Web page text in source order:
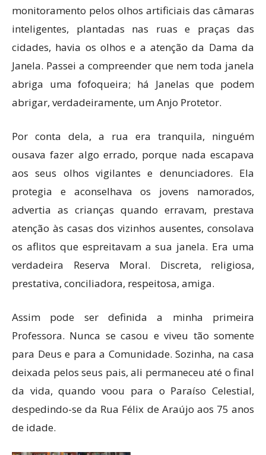
monitoramento pelos olhos artificiais das câmaras
inteligentes, plantadas nas ruas e praças das
cidades, havia os olhos e a atenção da Dama da
Janela. Passei a compreender que nem toda janela
abriga uma fofoqueira; há Janelas que podem
abrigar, verdadeiramente, um Anjo Protetor.
Por conta dela, a rua era tranquila, ninguém
ousava fazer algo errado, porque nada escapava
aos seus olhos vigilantes e denunciadores. Ela
protegia e aconselhava os jovens namorados,
advertia as crianças quando erravam, prestava
atenção às casas dos vizinhos ausentes, consolava
os aflitos que espreitavam a sua janela. Era uma
verdadeira Reserva Moral. Discreta, religiosa,
prestativa, conciliadora, respeitosa, amiga.
Assim pode ser definida a minha primeira
Professora. Nunca se casou e viveu tão somente
para Deus e para a Comunidade. Sozinha, na casa
deixada pelos seus pais, ali permaneceu até o final
da vida, quando voou para o Paraíso Celestial,
despedindo-se da Rua Félix de Araújo aos 75 anos
de idade.